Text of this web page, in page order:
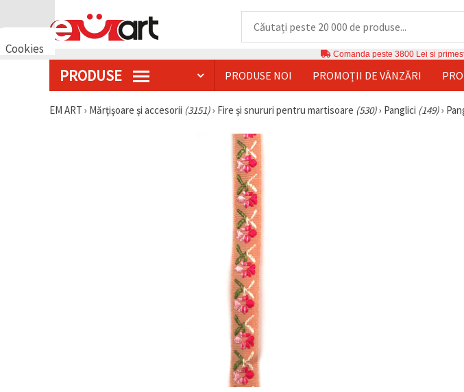
Cookies Comanda peste 3800 Lei si
PRODUSE PRODUSE NOI PROMOȚII DE VÂNZĂRI
EM ART › Mărţişoare și accesorii (3151)› Fire și snururi pentru martisoare (530)› Panglici (149)›